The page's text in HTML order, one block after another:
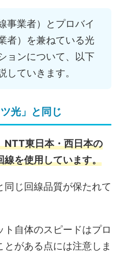
事業者）とプロバイ
者）を兼ねている光
ョンについて、以下
していきます。
光」と同じ
NTT東日本・西日本の
線を使用しています。
じ回線品質が保たれて
ト自体のスピードはプロ
がある点には注意しま